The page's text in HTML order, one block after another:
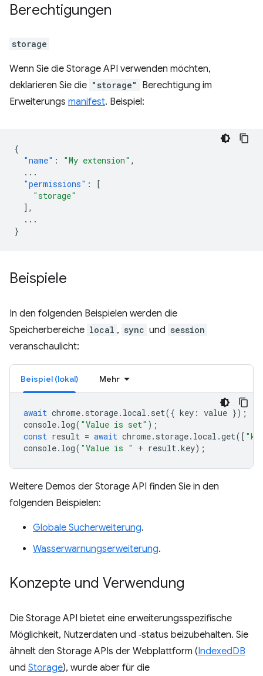
Berechtigungen
storage
Wenn Sie die Storage API verwenden möchten,
deklarieren Sie die "storage"
Berechtigung im
Erweiterungs manifest. Beispiel:
{
"name" : "My extension" ,
...
"permissions" :
[
"storage"
],
...
}
Beispiele
In den folgenden Beispielen werden die
Speicherbereiche local , sync und session
veranschaulicht:
Beispiel (lokal) Mehr
await chrome. storage. local . set({ key : value });
console. log( "Value is set" );
const result = await chrome. storage. local .get([
console. log( "Value is " + result.key);
Weitere Demos der Storage API finden Sie in den
folgenden Beispielen:
Globale Sucherweiterung.
Wasserwarnungserweiterung.
Konzepte und Verwendung
Die Storage API bietet eine erweiterungsspezifische
Möglichkeit, Nutzerdaten und ‑status beizubehalten. Sie
ähnelt den Storage APIs der Webplattform (IndexedDB
und Storage), wurde aber für die